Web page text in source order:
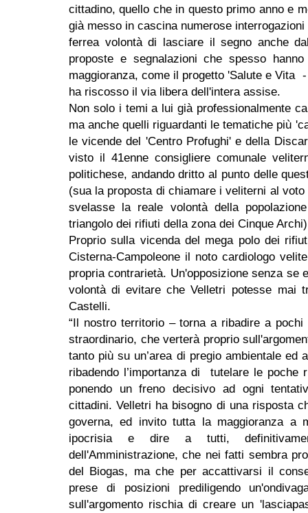
cittadino, quello che in questo primo anno e
già messo in cascina numerose
ferrea volontà di lasciare il segno anche
proposte e segnalazioni che spesso
maggioranza, come il progetto 'Salute e Vita
ha riscosso il via libera dell'intera assise.
Non solo i temi a lui già professionalmente
ma anche quelli riguardanti le tematiche più
le vicende del 'Centro Profughi' e della
visto il 41enne consigliere comunale
politichese, andando dritto al punto delle
(sua la proposta di chiamare i veliterni al
svelasse la reale volontà della
triangolo dei rifiuti della zona dei Cinque
Proprio sulla vicenda del mega polo dei
Cisterna-Campoleone il noto cardiologo
propria contrarietà. Un'opposizione senza se
volontà di evitare che Velletri potesse mai
Castelli.
“Il nostro territorio – torna a ribadire a
straordinario, che verterà proprio
tanto più su un’area di pregio ambientale ed
ribadendo l’importanza di tutelare le poche
ponendo un freno decisivo ad ogni
cittadini. Velletri ha bisogno di una risposta
governa, ed invito tutta la maggioranza a
ipocrisia e dire a tutti,
dell'Amministrazione, che nei fatti sembra
del Biogas, ma che per accattivarsi il
prese di posizioni prediligendo
sull'argomento rischia di creare un